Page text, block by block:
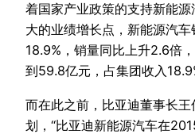
着国家产业政策的支持新能
大的业绩增长点，新能源汽
18.9%，销量同比上升2.6倍
到59.8亿元，占集团收入
而在此之前，比亚迪董事长
划，“比亚迪新能源汽车在